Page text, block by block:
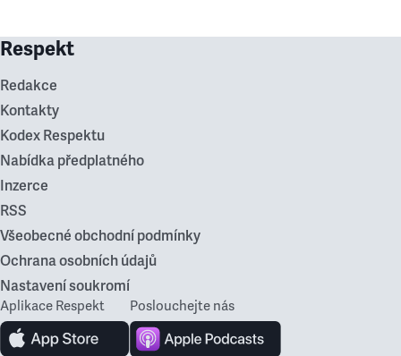
Respekt
Redakce
Kontakty
Kodex Respektu
Nabídka předplatného
Inzerce
RSS
Všeobecné obchodní podmínky
Ochrana osobních údajů
Nastavení soukromí
Aplikace Respekt Poslouchejte nás